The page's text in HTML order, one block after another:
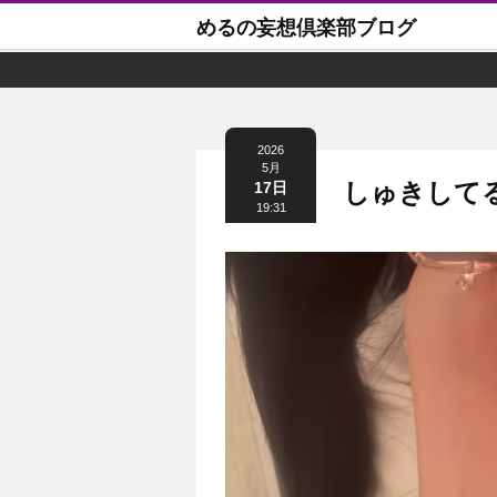
めるの妄想倶楽部ブログ
2026
5月
17日
19:31 しゅきして